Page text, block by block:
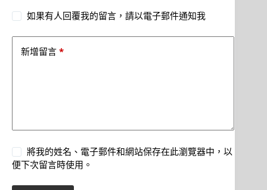
如果有人回覆我的留言，請以電子郵件通知我
新增留言 *
將我的姓名、電子郵件和網站保存在此瀏覽器中，以
便下次留言時使用。